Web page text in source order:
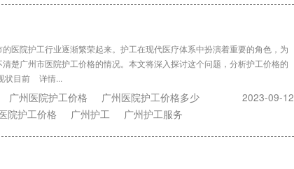
医院护工行业逐渐繁荣起来。护工在现代医疗体系中扮演着重要的角色，为
楚广州市医院护工价格的情况。本文将深入探讨这个问题，分析护工价格的
状目前
详情...
广州医院护工价格
广州医院护工价格多少
院护工价格 广州护工 广州护工服务
2023-09-12